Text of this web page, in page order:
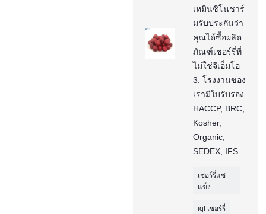
เหมินซิโนชาร์
มรับประกันว่า
คุณได้ซื้อผลิต
ภัณฑ์เชอร์รี่ที่
ไม่ใช่จีเอ็มโอ
3. โรงงานของ
เรามีใบรับรอง
HACCP, BRC,
Kosher,
Organic,
SEDEX, IFS
เชอร์รี่แช่
แข็ง
iqf เชอร์รี่